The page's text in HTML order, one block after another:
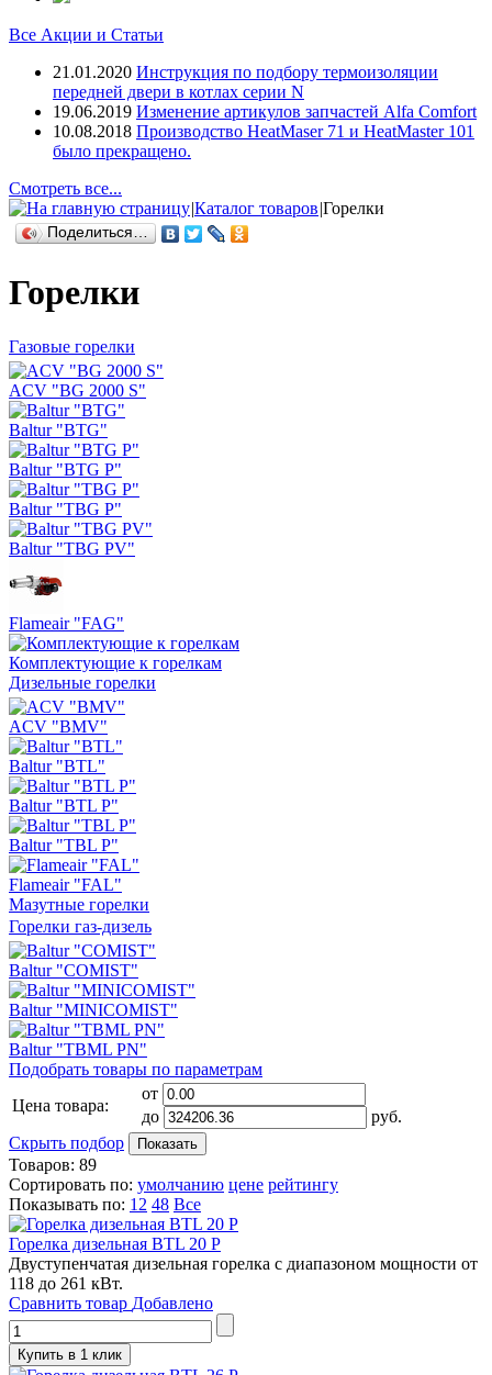
Все Акции и Статьи
21.01.2020 Инструкция по подбору термоизоляции
передней двери в котлах серии N
19.06.2019 Изменение артикулов запчастей Alfa Comfort
10.08.2018 Производство HeatMaser 71 и HeatMaster 101
было прекращено.
Смотреть все...
|Каталог товаров|Горелки
Поделиться…
Горелки
Газовые горелки
ACV "BG 2000 S"
Baltur "BTG"
Baltur "BTG P"
Baltur "TBG P"
Baltur "TBG PV"
Flameair "FAG"
Комплектующие к горелкам
Дизельные горелки
ACV "BMV"
Baltur "BTL"
Baltur "BTL P"
Baltur "TBL P"
Flameair "FAL"
Мазутные горелки
Горелки газ-дизель
Baltur "COMIST"
Baltur "MINICOMIST"
Baltur "TBML PN"
Подобрать товары по параметрам
Цена товара:
от
до
руб.
Скрыть подбор
Товаров: 89
Сортировать по: умолчанию цене рейтингу
Показывать по: 12 48 Все
Горелка дизельная BTL 20 P
Двуступенчатая дизельная горелка с диапазоном мощности от
118 до 261 кВт.
Сравнить товар Добавлено
Купить в 1 клик